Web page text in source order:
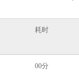
耗时
00分